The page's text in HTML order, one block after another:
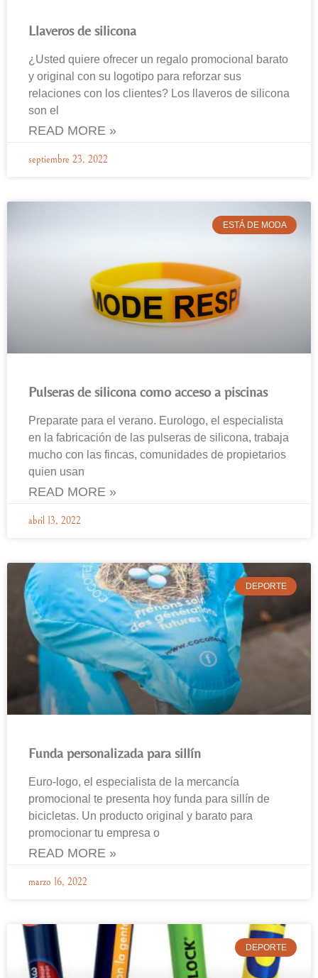
Llaveros de silicona
¿Usted quiere ofrecer un regalo promocional barato
y original con su logotipo para reforzar sus
relaciones con los clientes? Los llaveros de silicona
son el
READ MORE »
septiembre 23, 2022
ESTÁ DE MODA
Pulseras de silicona como acceso a piscinas
Preparate para el verano. Eurologo, el especialista
en la fabricación de las pulseras de silicona, trabaja
mucho con las fincas, comunidades de propietarios
quien usan
READ MORE »
abril 13, 2022
DEPORTE
Funda personalizada para sillín
Euro-logo, el especialista de la mercancía
promocional te presenta hoy funda para sillín de
bicicletas. Un producto original y barato para
promocionar tu empresa o
READ MORE »
marzo 16, 2022
DEPORTE